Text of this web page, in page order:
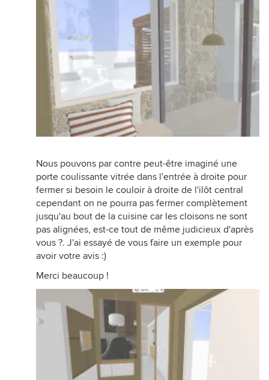
Il faudrait donc d’abord définir ce que vous
souhaitez investir sur cette zone entrée / cuisine /
salle à manger, puis choisir la solution la plus
cohérente avec votre budget, vos usages et
l’ambiance recherchée.
En l’état, je pense qu’il y a clairement matière à
trouver une bonne solution, mais elle doit être
pensée avec l’ensemble du projet, pas uniquement
problème.
Nous pouvons par contre peut-être imaginé une
porte coulissante vitrée dans l'entrée à droite pour
fermer si besoin le couloir à droite de l'ilôt central
cependant on ne pourra pas fermer complètement
jusqu'au bout de la cuisine car les cloisons ne sont
pas alignées, est-ce tout de même judicieux d'après
vous ?. J'ai essayé de vous faire un exemple pour
avoir votre avis :)
Merci beaucoup !